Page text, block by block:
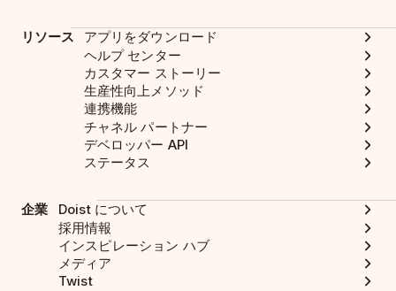
リソース
アプリをダウンロード
ヘルプ センター
カスタマー ストーリー
生産性向上メソッド
連携機能
チャネル パートナー
デベロッパー API
ステータス
企業
Doist について
採用情報
インスピレーション ハブ
メディア
Twist